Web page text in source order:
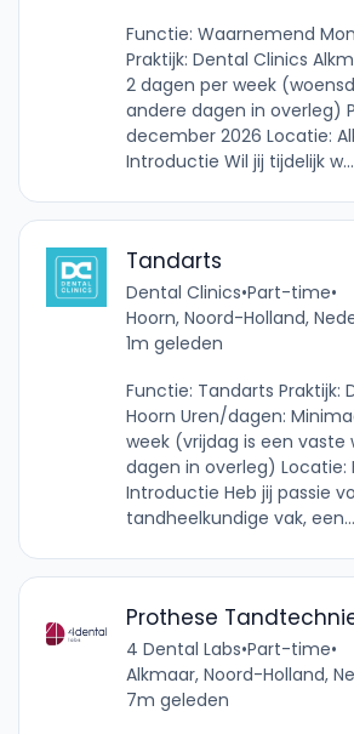
Functie: Waarnemend
Praktijk: Dental Clinics
2 dagen per week
andere dagen in overleg)
december 2026 Locatie:
Introductie Wil jij tijdelijk w...
Tandarts
Dental Clinics•Part-time•
Hoorn, Noord-Holland,
1m geleden
Functie: Tandarts Praktijk:
Hoorn Uren/dagen:
week (vrijdag is een vaste
dagen in overleg) Locatie:
Introductie Heb jij passie
tandheelkundige vak, een...
Prothese
4 Dental Labs•Part-time•
Alkmaar, Noord-Holland,
7m geleden